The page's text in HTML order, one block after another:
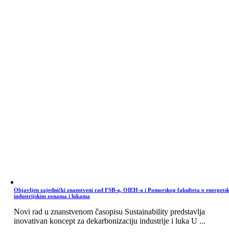
Objavljen zajednički znanstveni rad FSB-a, OIEH-a i Pomorskog fakulteta o
industrijskim zonama i lukama
Novi rad u znanstvenom časopisu Sustainability predstavlja
inovativan koncept za dekarbonizaciju industrije i luka U ...